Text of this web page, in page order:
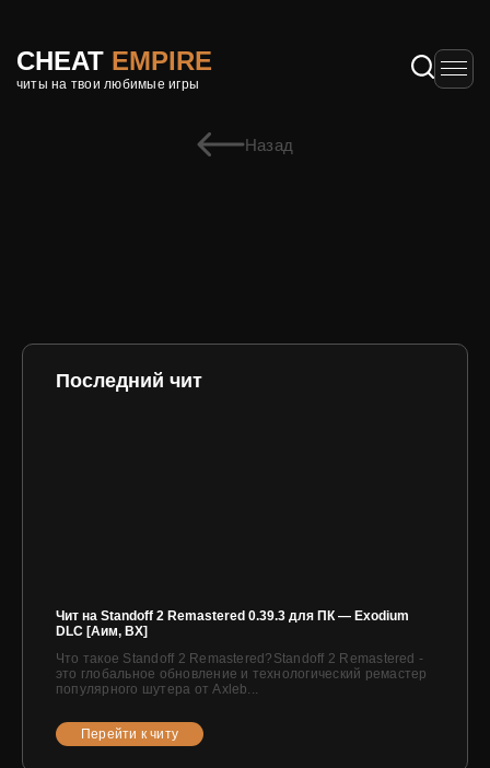
CHEAT EMPIRE
читы на твои любимые игры
Назад
Последний чит
Чит на Standoff 2 Remastered 0.39.3 для ПК — Exodium
DLC [Аим, ВХ]
Что такое Standoff 2 Remastered?Standoff 2 Remastered -
это глобальное обновление и технологический ремастер
популярного шутера от Axleb...
Перейти к читу